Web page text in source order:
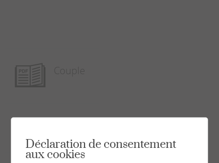
Déclaration de consentement
aux cookies